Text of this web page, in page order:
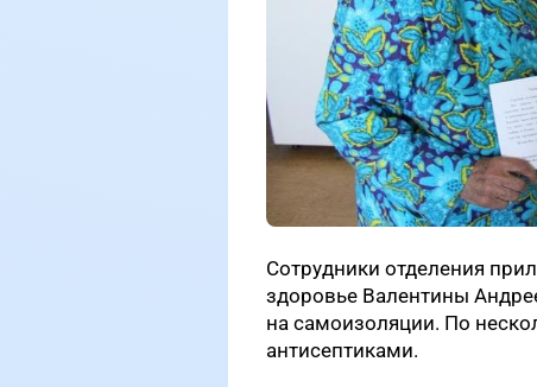
Сотрудники отделения
здоровье Валентины
на самоизоляции. По
антисептиками.